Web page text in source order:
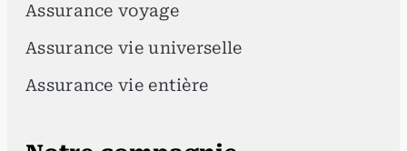
Assurance voyage
Assurance vie universelle
Assurance vie entière